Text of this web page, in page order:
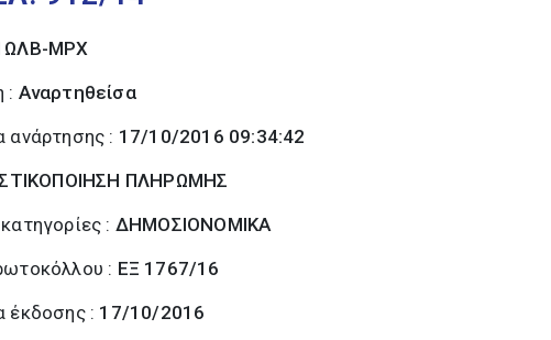
ΜΡΧ
: Αναρτηθείσα
ανάρτησης : 17/10/2016 09:34:42
ΠΛΗΡΩΜΗΣ
: ΔΗΜΟΣΙΟΝΟΜΙΚΑ
: ΕΞ 1767/16
έκδοσης : 17/10/2016